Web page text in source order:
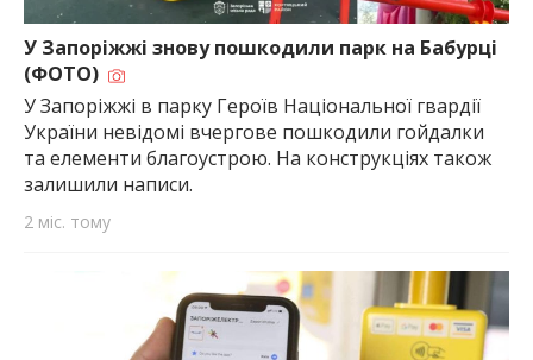
У Запоріжжі знову пошкодили парк на Бабурці
(ФОТО)
У Запоріжжі в парку Героїв Національної гвардії
України невідомі вчергове пошкодили гойдалки
та елементи благоустрою. На конструкціях також
залишили написи.
2 міс. тому